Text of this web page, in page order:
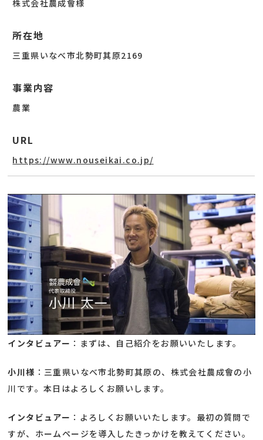
株式会社農成會様
所在地
三重県いなべ市北勢町其原2169
事業内容
農業
URL
https://www.nouseikai.co.jp/
インタビュアー ：まずは、自己紹介をお願いいたします。
小川様 ：三重県いなべ市北勢町其原の、株式会社農成會の小
川です。本日はよろしくお願いします。
インタビュアー ：よろしくお願いいたします。最初の質問で
すが、ホームページを導入したきっかけを教えてください。